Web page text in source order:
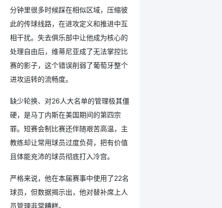
分钟里很多时候踩在相似区域，压缩彼
此的传球线路，在进攻定义和推进中互
相干扰。失去俱乐部中让他成为核心的
处理自由后，维蒂尼亚成了无法掌控比
赛的影子，这个错误削弱了葡萄牙整个
进攻运转的流畅度。
缺少轮换、对26人大名单的管理极其僵
硬，是马丁内斯在美国期间的第四宗
罪。短赛会制比赛还伴随艰苦高温，主
教练却让常用球员过度负荷，把有价值
且体能充沛的球员彻底打入冷宫。
严格来说，他在本届赛事中使用了22名
球员，但数据揭示出，他对替补席上人
员管理非常糟糕。